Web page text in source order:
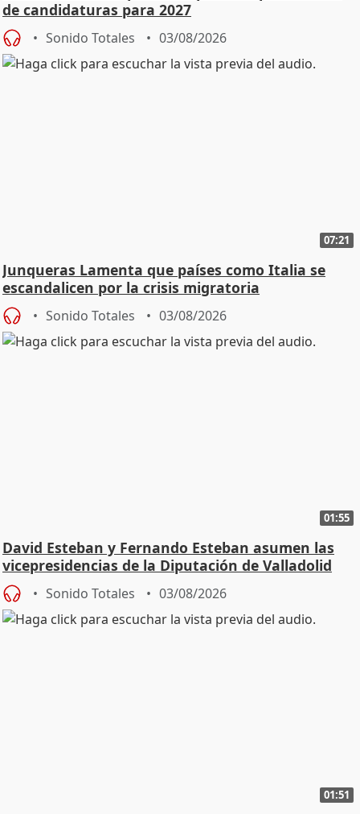
de candidaturas para 2027
Sonido Totales 03/08/2026
07:21
Junqueras Lamenta que países como Italia se
escandalicen por la crisis migratoria
Sonido Totales 03/08/2026
01:55
David Esteban y Fernando Esteban asumen las
vicepresidencias de la Diputación de Valladolid
Sonido Totales 03/08/2026
01:51